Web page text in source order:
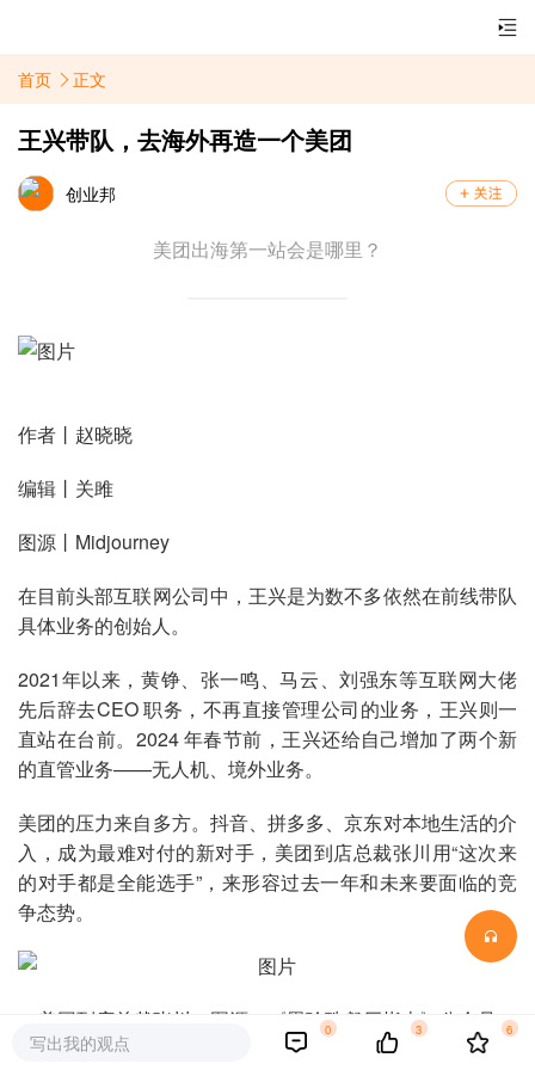
首页 正文
王兴带队，去海外再造一个美团
创业邦
美团出海第一站会是哪里？
作者丨赵晓晓
编辑丨关雎
图源丨Midjourney
在目前头部互联网公司中，王兴是为数不多依然在前线带队
具体业务的创始人。
2021年以来，黄铮、张一鸣、马云、刘强东等互联网大佬
先后辞去CEO 职务，不再直接管理公司的业务，王兴则一
直站在台前。2024 年春节前，王兴还给自己增加了两个新
的直管业务——无人机、境外业务。
美团的压力来自多方。抖音、拼多多、京东对本地生活的介
入，成为最难对付的新对手，美团到店总裁张川用“这次来
的对手都是全能选手”，来形容过去一年和未来要面临的竞
争态势。
美团到店总裁张川，图源：《黑珍珠餐厅指南》公众号
写出我的观点
0 3 6